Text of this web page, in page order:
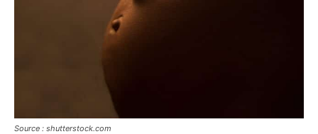
Source : shutterstock.com